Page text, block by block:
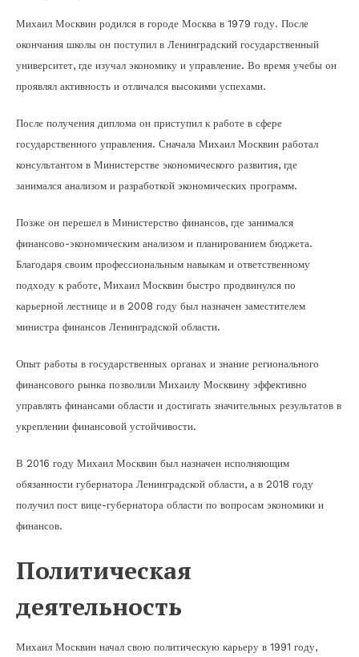
Михаил Москвин родился в городе Москва в 1979 году. После
окончания школы он поступил в Ленинградский государственный
университет, где изучал экономику и управление. Во время учебы он
проявлял активность и отличался высокими успехами.
После получения диплома он приступил к работе в сфере
государственного управления. Сначала Михаил Москвин работал
консультантом в Министерстве экономического развития, где
занимался анализом и разработкой экономических программ.
Позже он перешел в Министерство финансов, где занимался
финансово-экономическим анализом и планированием бюджета.
Благодаря своим профессиональным навыкам и ответственному
подходу к работе, Михаил Москвин быстро продвинулся по
карьерной лестнице и в 2008 году был назначен заместителем
министра финансов Ленинградской области.
Опыт работы в государственных органах и знание регионального
финансового рынка позволили Михаилу Москвину эффективно
управлять финансами области и достигать значительных результатов в
укреплении финансовой устойчивости.
В 2016 году Михаил Москвин был назначен исполняющим
обязанности губернатора Ленинградской области, а в 2018 году
получил пост вице-губернатора области по вопросам экономики и
финансов.
Политическая
деятельность
Михаил Москвин начал свою политическую карьеру в 1991 году,